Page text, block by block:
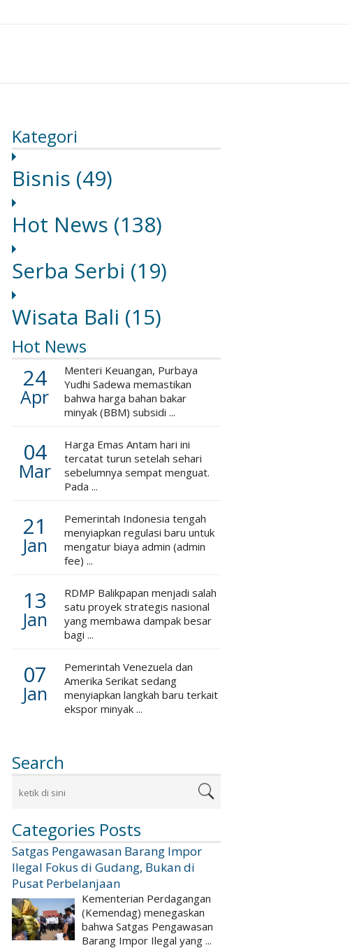
Kategori
Bisnis (49)
Hot News (138)
Serba Serbi (19)
Wisata Bali (15)
Hot News
24
Apr
Menteri Keuangan, Purbaya
Yudhi Sadewa memastikan
bahwa harga bahan bakar
minyak (BBM) subsidi ...
04
Mar
Harga Emas Antam hari ini
tercatat turun setelah sehari
sebelumnya sempat menguat.
Pada ...
21
Jan
Pemerintah Indonesia tengah
menyiapkan regulasi baru untuk
mengatur biaya admin (admin
fee) ...
13
Jan
RDMP Balikpapan menjadi salah
satu proyek strategis nasional
yang membawa dampak besar
bagi ...
07
Jan
Pemerintah Venezuela dan
Amerika Serikat sedang
menyiapkan langkah baru terkait
ekspor minyak ...
Search
Categories Posts
Satgas Pengawasan Barang Impor
Ilegal Fokus di Gudang, Bukan di
Pusat Perbelanjaan
Kementerian Perdagangan
(Kemendag) menegaskan
bahwa Satgas Pengawasan
Barang Impor Ilegal yang ...